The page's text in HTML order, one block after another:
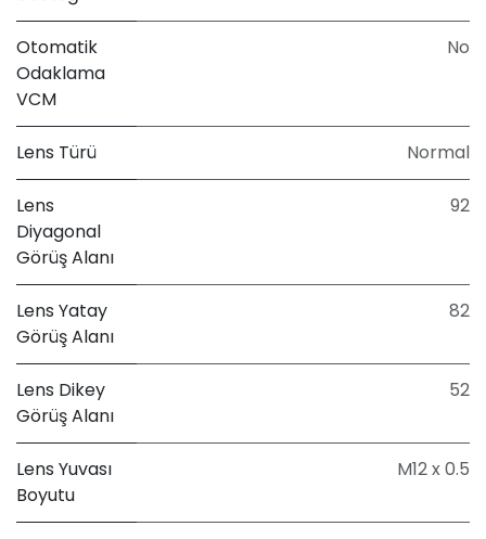
Otomatik
Odaklama
VCM
No
Lens Türü Normal
Lens
Diyagonal
Görüş Alanı
92
Lens Yatay
Görüş Alanı
82
Lens Dikey
Görüş Alanı
52
Lens Yuvası
Boyutu
M12 x 0.5